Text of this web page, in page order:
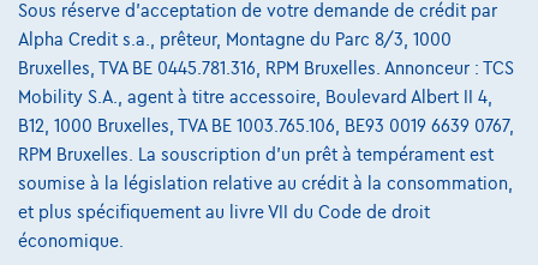
BMW 440 Cabrio xdrive-FULL OPTION
04/2024
27.850 km Essence
Automatique
275 kW ( 374 CV )
€59.990
Sous réserve d'acceptation de votre demande de crédit par
Alpha Credit s.a., prêteur, Montagne du Parc 8/3, 1000
Bruxelles, TVA BE 0445.781.316, RPM Bruxelles. Annonceur : TCS
Mobility S.A., agent à titre accessoire, Boulevard Albert II 4,
B12, 1000 Bruxelles, TVA BE 1003.765.106, BE93 0019 6639 0767,
RPM Bruxelles. La souscription d'un prêt à tempérament est
soumise à la législation relative au crédit à la consommation,
et plus spécifiquement au livre VII du Code de droit
économique.